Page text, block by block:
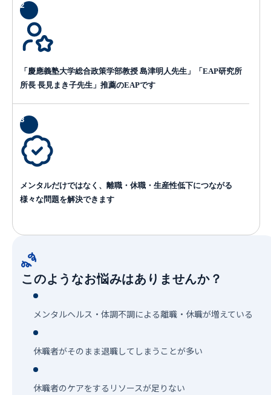
2
「慶應義塾大学総合政策学部教授 島津明人先生」「EAP研究所
所長 長見まき子先生」推薦のEAPです
3
メンタルだけではなく、離職・休職・生産性低下につながる
様々な問題を解決できます
このようなお悩みはありませんか？
メンタルヘルス・体調不調による離職・休職が増えている
休職者がそのまま退職してしまうことが多い
休職者のケアをするリソースが足りない